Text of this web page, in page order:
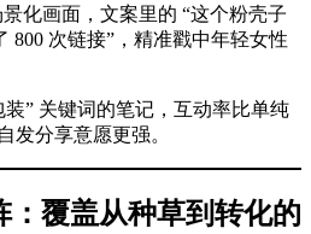
化画面，文案里的 “这个粉壳子
800 次链接”，精准戳中年轻女性
” 关键词的笔记，互动率比单纯
发分享意愿更强。
：覆盖从种草到转化的